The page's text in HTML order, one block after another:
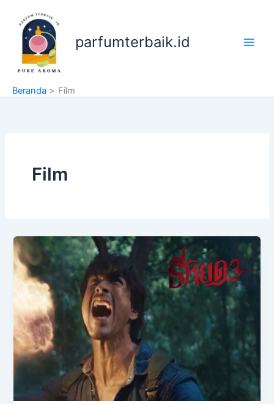
konten
parfumterbaik.id
Beranda Film
Film